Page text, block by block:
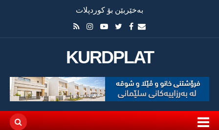
بەخێربێن بۆ کوردپلات
KURDPLAT